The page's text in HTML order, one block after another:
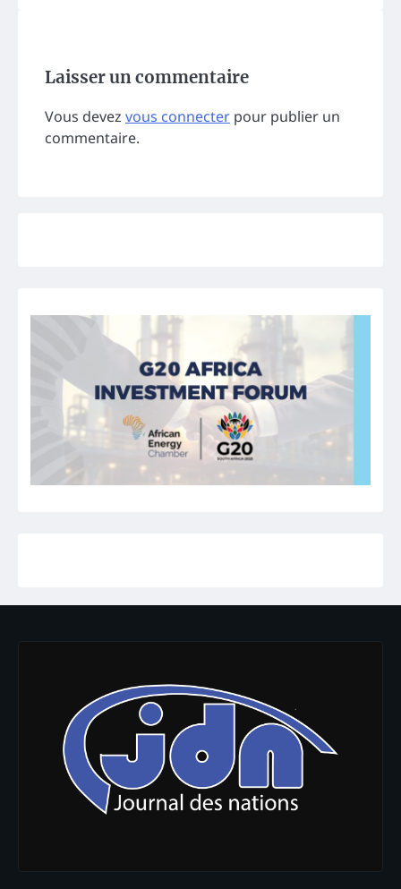
Laisser un commentaire
Vous devez vous connecter pour publier un
commentaire.